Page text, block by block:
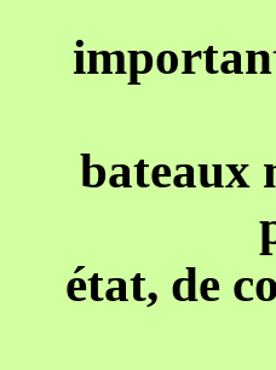
bateaux
état, de